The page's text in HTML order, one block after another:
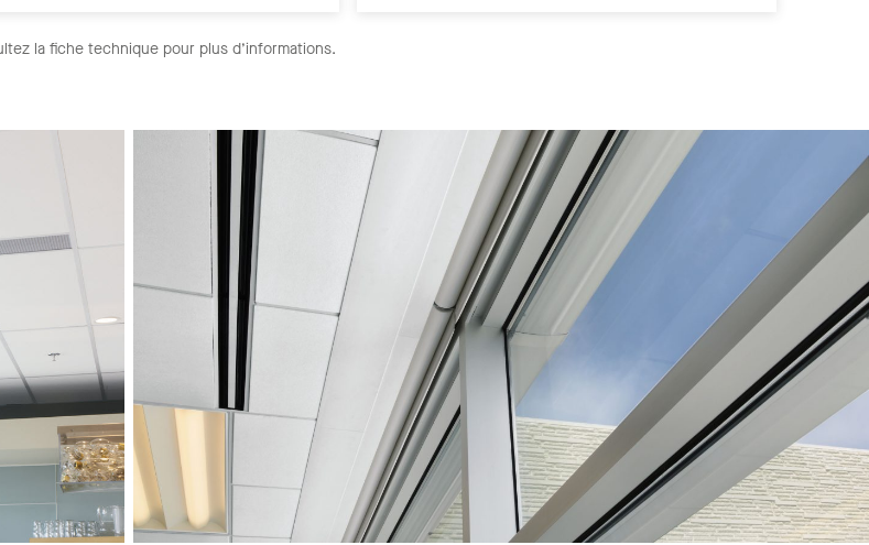
la fiche technique pour plus d’informations.